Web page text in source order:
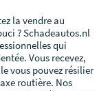
la vendre au
? Schadeautos.nl
qui
Vous recevez,
vous pouvez résilier
routière. Nos